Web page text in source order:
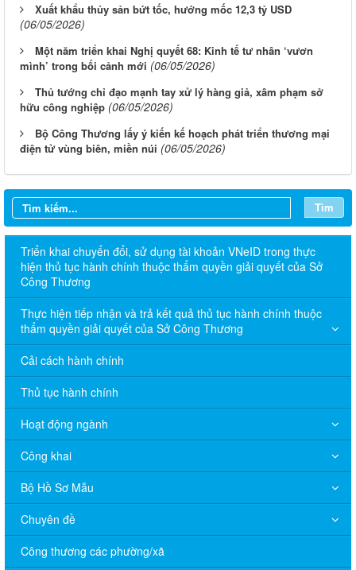
Xuất khẩu thủy sản bứt tốc, hướng mốc 12,3 tỷ USD
(06/05/2026)
Một năm triển khai Nghị quyết 68: Kinh tế tư nhân ‘vươn
mình’ trong bối cảnh mới (06/05/2026)
Thủ tướng chỉ đạo mạnh tay xử lý hàng giả, xâm phạm sở
hữu công nghiệp (06/05/2026)
Bộ Công Thương lấy ý kiến kế hoạch phát triển thương mại
điện tử vùng biên, miền núi (06/05/2026)
Tìm
Triển khai chuyển đổi, sử dụng tài khoản VNeID trong thực
hiện thủ tục hành chính thuộc thẩm quyền giải quyết của Sở
Công Thương
Thực hiện tiếp nhận và trả kết quả thủ tục hành chính thuộc
thẩm quyền giải quyết của Sở Công Thương
Cải cách hành chính
Thủ tục hành chính
Hoạt động ngành
Công khai
Bộ Hồ Sơ Mẫu
Chuyên đề
Công thương các phường/xã